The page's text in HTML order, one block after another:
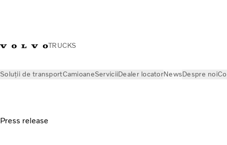
TRUCKS
Soluții de transportCamioaneServiciiDealer locatorNewsDespre noi
Press release